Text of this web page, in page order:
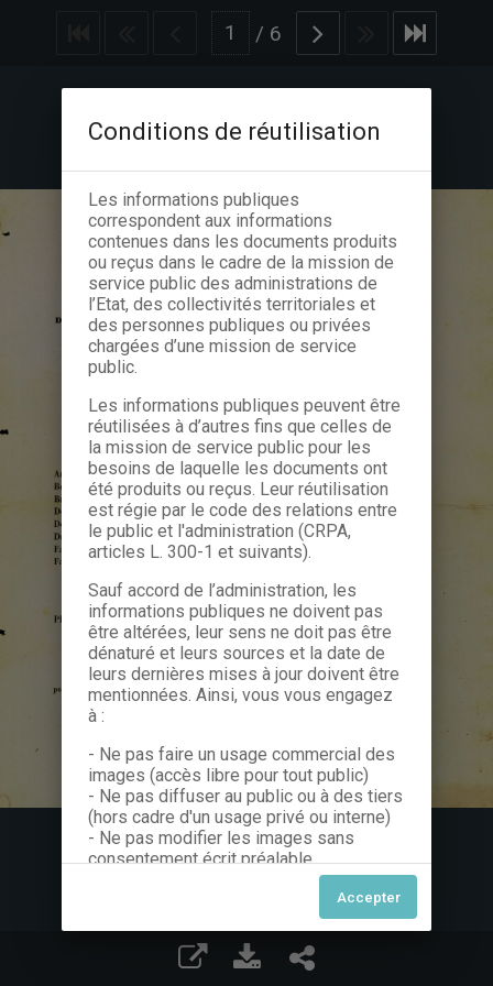
/ 6
Conditions de réutilisation
Les informations publiques
correspondent aux informations
contenues dans les documents produits
ou reçus dans le cadre de la mission de
service public des administrations de
l’Etat, des collectivités territoriales et
des personnes publiques ou privées
chargées d’une mission de service
public.
Les informations publiques peuvent être
réutilisées à d’autres fins que celles de
la mission de service public pour les
besoins de laquelle les documents ont
été produits ou reçus. Leur réutilisation
est régie par le code des relations entre
le public et l'administration (CRPA,
articles L. 300-1 et suivants).
Sauf accord de l’administration, les
informations publiques ne doivent pas
être altérées, leur sens ne doit pas être
dénaturé et leurs sources et la date de
leurs dernières mises à jour doivent être
mentionnées. Ainsi, vous vous engagez
à :
- Ne pas faire un usage commercial des
images (accès libre pour tout public)
- Ne pas diffuser au public ou à des tiers
(hors cadre d'un usage privé ou interne)
- Ne pas modifier les images sans
consentement écrit préalable
Dans le cas contraire, nous vous invitons
à nous contacter afin de solliciter le type
de Licence souhaitée parmi celles
proposées et le cas échéant, acquitter